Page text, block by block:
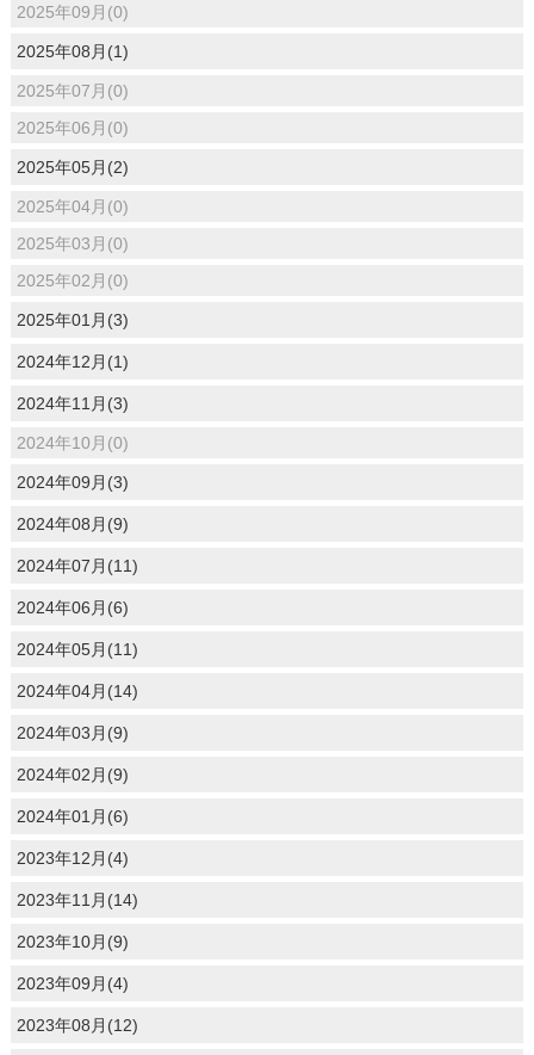
2025年09月(0)
2025年08月(1)
2025年07月(0)
2025年06月(0)
2025年05月(2)
2025年04月(0)
2025年03月(0)
2025年02月(0)
2025年01月(3)
2024年12月(1)
2024年11月(3)
2024年10月(0)
2024年09月(3)
2024年08月(9)
2024年07月(11)
2024年06月(6)
2024年05月(11)
2024年04月(14)
2024年03月(9)
2024年02月(9)
2024年01月(6)
2023年12月(4)
2023年11月(14)
2023年10月(9)
2023年09月(4)
2023年08月(12)